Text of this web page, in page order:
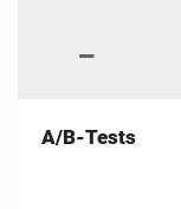
A/B-Tests